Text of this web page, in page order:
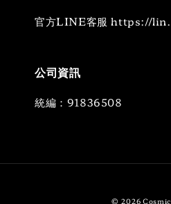
官方LINE客服 https://
公司資訊
統編：91836508
© 2026